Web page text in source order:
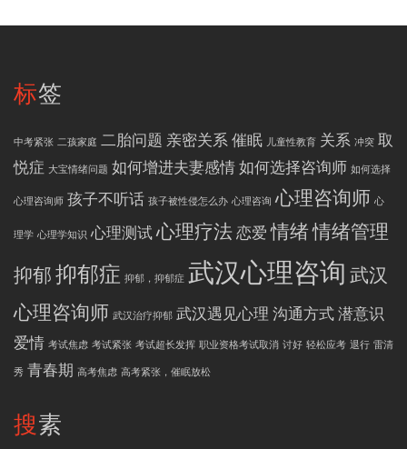
标签
中考紧张 二孩家庭 二胎问题 亲密关系催眠 儿童性教育 关系 冲突 取
悦症 大宝情绪问题 如何增进夫妻感情如何选择咨询师 如何选择
心理咨询师 孩子不听话 孩子被性侵怎么办 心理咨询 心理咨询师 心
理学 心理学知识 心理测试心理疗法恋爱 情绪情绪管理
抑郁抑郁症 抑郁，抑郁症 武汉心理咨询 武汉
心理咨询师 武汉治疗抑郁 武汉遇见心理 沟通方式潜意识
爱情 考试焦虑 考试紧张 考试超长发挥 职业资格考试取消 讨好 轻松应考 退行 雷清
秀 青春期 高考焦虑 高考紧张，催眠放松
搜素